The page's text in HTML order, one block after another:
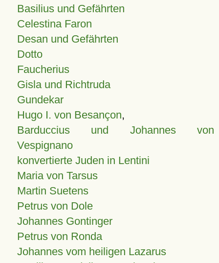
Basilius und Gefährten
Celestina Faron
Desan und Gefährten
Dotto
Faucherius
Gisla und Richtruda
Gundekar
Hugo I. von Besançon,
Barduccius und Johannes von
Vespignano
konvertierte Juden in Lentini
Maria von Tarsus
Martin Suetens
Petrus von Dole
Johannes Gontinger
Petrus von Ronda
Johannes vom heiligen Lazarus